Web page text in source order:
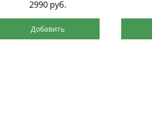
2990 руб.
Добавить